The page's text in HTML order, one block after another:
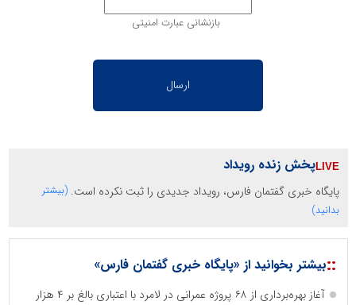
بازنشانی عبارت امنیتی
پخش زنده رویداد
پایگاه خبری گفتمان فارس، رویداد جدیدی را ثبت نکرده است. (بیشتر
بدانید)
::بیشتر بخوانید از «پایگاه خبری گفتمان فارس»
آغاز بهره‌برداری از ۶۸ پروژه عمرانی در لامرد با اعتباری بالغ بر ۴ هزار